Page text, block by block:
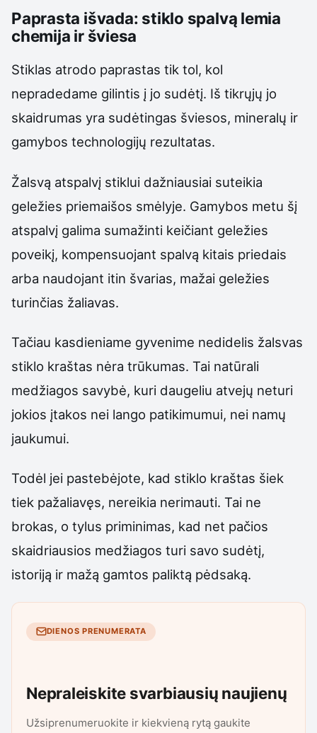
Paprasta išvada: stiklo spalvą lemia
chemija ir šviesa
Stiklas atrodo paprastas tik tol, kol
nepradedame gilintis į jo sudėtį. Iš tikrųjų jo
skaidrumas yra sudėtingas šviesos, mineralų ir
gamybos technologijų rezultatas.
Žalsvą atspalvį stiklui dažniausiai suteikia
geležies priemaišos smėlyje. Gamybos metu šį
atspalvį galima sumažinti keičiant geležies
poveikį, kompensuojant spalvą kitais priedais
arba naudojant itin švarias, mažai geležies
turinčias žaliavas.
Tačiau kasdieniame gyvenime nedidelis žalsvas
stiklo kraštas nėra trūkumas. Tai natūrali
medžiagos savybė, kuri daugeliu atvejų neturi
jokios įtakos nei lango patikimumui, nei namų
jaukumui.
Todėl jei pastebėjote, kad stiklo kraštas šiek
tiek pažaliavęs, nereikia nerimauti. Tai ne
brokas, o tylus priminimas, kad net pačios
skaidriausios medžiagos turi savo sudėtį,
istoriją ir mažą gamtos paliktą pėdsaką.
DIENOS PRENUMERATA
Nepraleiskite svarbiausių naujienų
Užsiprenumeruokite ir kiekvieną rytą gaukite